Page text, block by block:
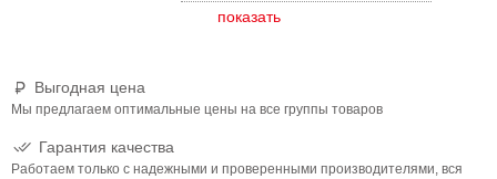
Выгодная цена
Мы предлагаем оптимальные цены на все группы товаров
Гарантия качества
Работаем только с надежными и проверенными производителями, вся